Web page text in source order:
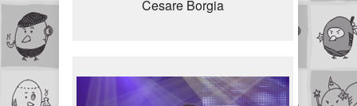
Cesare Borgia